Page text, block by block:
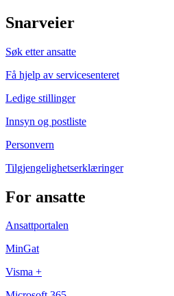
Snarveier
Søk etter ansatte
Få hjelp av servicesenteret
Ledige stillinger
Innsyn og postliste
Personvern
Tilgjengelighetserklæringer
For ansatte
Ansattportalen
MinGat
Visma +